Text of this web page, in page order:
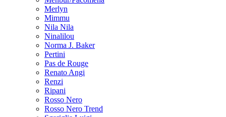
Merlyn
Mimmu
Nila Nila
Ninalilou
Norma J. Baker
Pertini
Pas de Rouge
Renato Angi
Renzi
Ripani
Rosso Nero
Rosso Nero Trend